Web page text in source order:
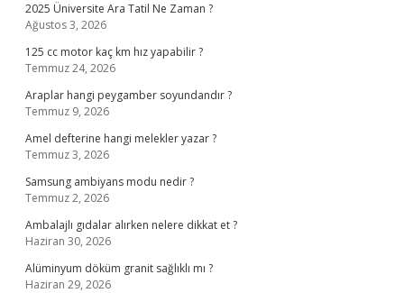
2025 Üniversite Ara Tatil Ne Zaman ?
Ağustos 3, 2026
125 cc motor kaç km hız yapabilir ?
Temmuz 24, 2026
Araplar hangi peygamber soyundandır ?
Temmuz 9, 2026
Amel defterine hangi melekler yazar ?
Temmuz 3, 2026
Samsung ambiyans modu nedir ?
Temmuz 2, 2026
Ambalajlı gıdalar alırken nelere dikkat et ?
Haziran 30, 2026
Alüminyum döküm granit sağlıklı mı ?
Haziran 29, 2026